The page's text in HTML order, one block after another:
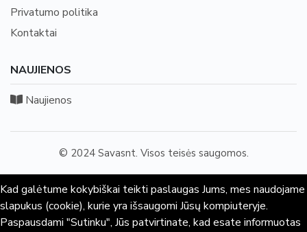
Privatumo politika
Kontaktai
NAUJIENOS
Naujienos
© 2024 Savasnt. Visos teisės saugomos.
Kad galėtume kokybiškai teikti paslaugas Jums, mes naudojame
slapukus (cookie), kurie yra išsaugomi Jūsų kompiuteryje.
Paspausdami "Sutinku", Jūs patvirtinate, kad esate informuotas